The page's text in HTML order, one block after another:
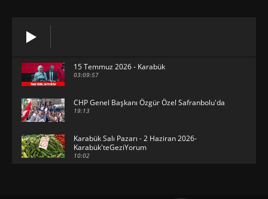
15 Temmuz 2026 - Karabük
03:09:57
CHP Genel Başkanı Özgür Özel Safranbolu'da
19:13
Karabük Salı Pazarı - 2 Haziran 2026-
Karabük'teGeziYorum
10:02